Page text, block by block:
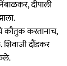
दीपाली
कौतुक करतानाच,
शिवाजी दौंडकर